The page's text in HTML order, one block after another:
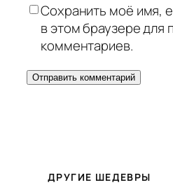
Сохранить моё имя,
в этом браузере
комментариев.
ДРУГИЕ ШЕДЕВРЫ